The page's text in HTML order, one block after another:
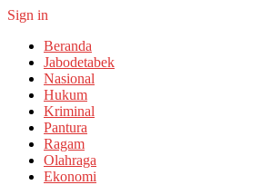
Sign in
Beranda
Jabodetabek
Nasional
Hukum
Kriminal
Pantura
Ragam
Olahraga
Ekonomi